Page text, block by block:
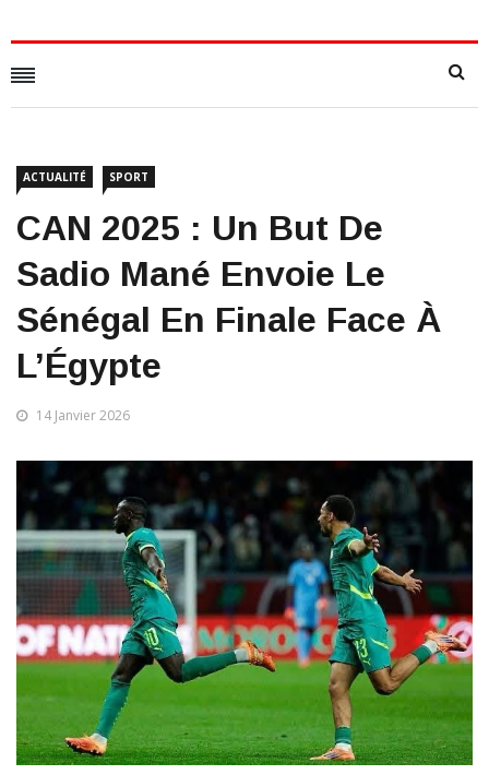
ACTUALITÉ SPORT
CAN 2025 : Un But De
Sadio Mané Envoie Le
Sénégal En Finale Face À
L’Égypte
14 Janvier 2026